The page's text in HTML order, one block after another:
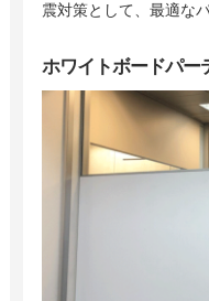
震対策として、最適な
ホワイトボードパー